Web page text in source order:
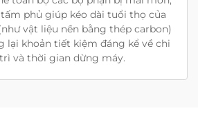
phủ giúp kéo dài tuổi thọ của
vật liệu nền bằng thép carbon)
lại khoản tiết kiệm đáng kể về chi
và thời gian dừng máy.